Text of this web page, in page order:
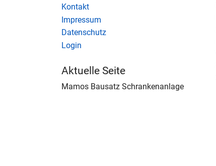
Kontakt
Impressum
Datenschutz
Login
Aktuelle Seite
Mamos Bausatz Schrankenanlage